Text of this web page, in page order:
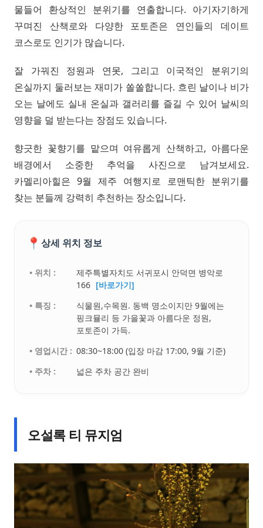
물들어 환상적인 분위기를 연출합니다. 아기자기하게
꾸며진 산책로와 다양한 포토존은 연인들의 데이트
코스로도 인기가 많습니다.
잘 가꿔진 정원과 연못, 그리고 이국적인 분위기의
온실까지 둘러보는 재미가 쏠쏠합니다. 흐린 날이나 비가
오는 날에도 실내 온실과 갤러리를 즐길 수 있어 날씨의
영향을 덜 받는다는 장점도 있습니다.
향긋한 꽃향기를 맡으며 여유롭게 산책하고, 아름다운
배경에서 소중한 추억을 사진으로 남겨보세요.
카멜리아힐은 9월 제주 여행지로 로맨틱한 분위기를
찾는 분들께 강력히 추천하는 장소입니다.
📍 상세 위치 정보
• 위치 :
제주특별자치도 서귀포시 안덕면 병악로
166 [바로가기]
• 특징 :
식물원,수목원. 동백 명소이지만 9월에는
핑크뮬리 등 가을꽃과 아름다운 정원,
포토존이 가득.
• 영업시간 : 08:30~18:00 (입장 마감 17:00, 9월 기준)
• 주차 :
넓은 주차 공간 완비
오설록 티 뮤지엄